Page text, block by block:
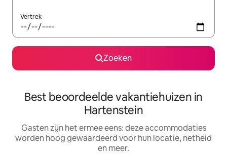
Vertrek
Zoeken
Best beoordeelde vakantiehuizen in
Hartenstein
Gasten zijn het ermee eens: deze accommodaties
worden hoog gewaardeerd voor hun locatie, netheid
en meer.